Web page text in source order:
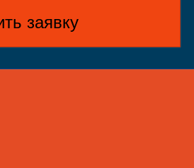
заявку